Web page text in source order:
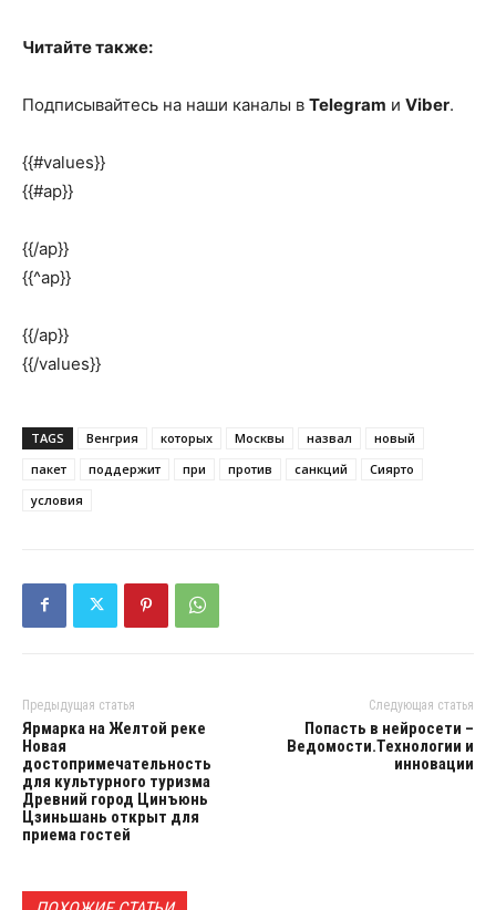
Читайте также:
Подписывайтесь на наши каналы в Telegram и Viber.
{{#values}}
{{#ap}}
{{/ap}}
{{^ap}}
{{/ap}}
{{/values}}
TAGS Венгрия которых Москвы назвал
новый
пакет
поддержит при против санкций
Сиярто
условия
Предыдущая статья
Ярмарка на Желтой реке
Новая
достопримечательность
для культурного туризма
Древний город Цинъюнь
Цзиньшань открыт для
приема гостей
Следующая статья
Попасть в нейросети –
Ведомости.Технологии и
инновации